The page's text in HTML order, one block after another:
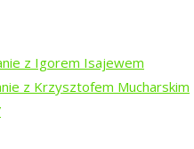
z Igorem Isajewem
z Krzysztofem Mucharskim